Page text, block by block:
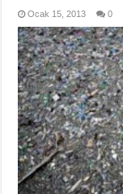
Ocak 15, 2013 0